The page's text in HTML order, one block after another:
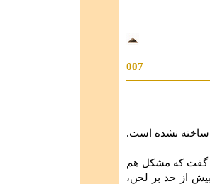
007
ساخته نشده است.
گفت که مشکل هم
از حد بر لحن،